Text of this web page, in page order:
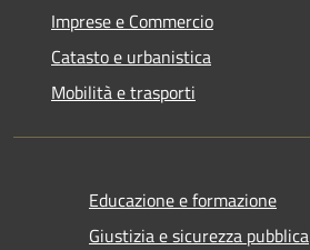
Imprese e Commercio
Catasto e urbanistica
Mobilità e trasporti
Educazione e formazione
Giustizia e sicurezza pubblica